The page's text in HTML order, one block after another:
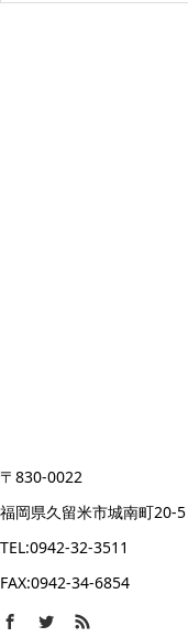
〒830-0022
福岡県久留米市城南町20-5
TEL:0942-32-3511
FAX:0942-34-6854